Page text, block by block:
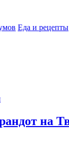
Еда и рецепты
на